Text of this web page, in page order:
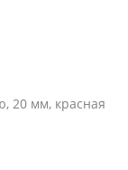
20 мм, красная